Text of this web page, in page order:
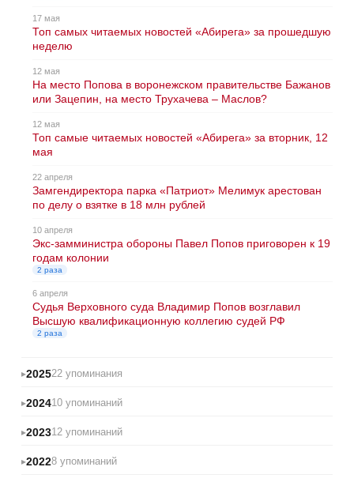
17 мая
Топ самых читаемых новостей «Абирега» за прошедшую
неделю
12 мая
На место Попова в воронежском правительстве Бажанов
или Зацепин, на место Трухачева – Маслов?
12 мая
Топ самые читаемых новостей «Абирега» за вторник, 12
мая
22 апреля
Замгендиректора парка «Патриот» Мелимук арестован
по делу о взятке в 18 млн рублей
10 апреля
Экс-замминистра обороны Павел Попов приговорен к 19
годам колонии
2 раза
6 апреля
Судья Верховного суда Владимир Попов возглавил
Высшую квалификационную коллегию судей РФ
2 раза
202522 упоминания
202410 упоминаний
202312 упоминаний
20228 упоминаний